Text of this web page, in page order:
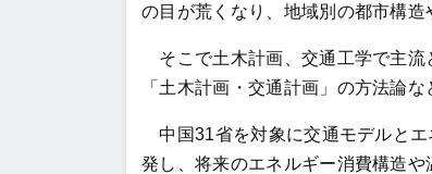
の目が荒くなり、地域別の都市構造
そこで土木計画、交通工学で主流
「土木計画・交通計画」の方法論
中国31省を対象に交通モデルとエ
発し、将来のエネルギー消費構造や